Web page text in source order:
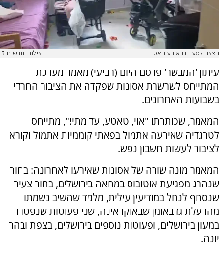
הצצה למעון בו אירע האסון צילום: חדשות 13
עיתון 'המבשר' פרסם היום (רביעי) מאמר מערכת
המתייחס לשרשרת אסונות שפקדה את הציבור החרדי
בשבועות האחרונים.
המאמר, שכותרתו "אוי, טאטע, עד מתי!", מתייחס
לטרגדיה שאירעה אתמול בפאתי קוממיות אתמול וקורא
לציבור לעשות חשבון נפש.
המאמר מונה שורה של אסונות שאירעו לאחרונה: בחור
שנהרג מפגיעת אוטובוס במחאה בירושלים, בחור צעיר
שנסחף לנחל במודיעין עילית, מלמד שהשיב נשמתו
מהרעלת גז באומן שבאוקראינה, שני פעוטות שנפטרו
במעון בירושלים, ופעוטות נוספים בירושלים, בצפת ובהר
יונה.